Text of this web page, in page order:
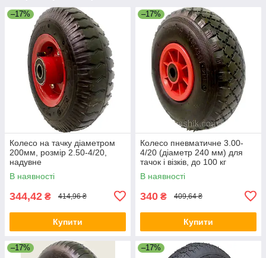
–17%
Колесо на тачку діаметром
200мм, розмір 2.50-4/20,
надувне
В наявності
344,42 ₴ 414,96 ₴
Купити
–17%
Колесо пневматичне 3.00-
4/20 (діаметр 240 мм) для
тачок і візків, до 100 кг
В наявності
340 ₴ 409,64 ₴
Купити
–17% –17%